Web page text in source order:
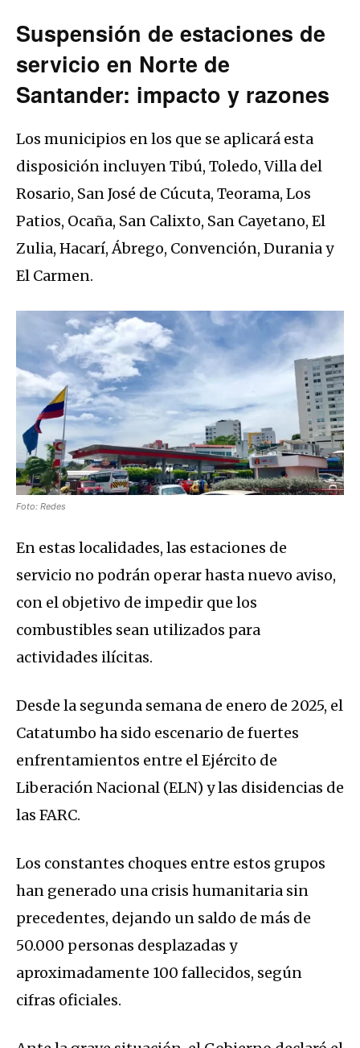
Suspensión de estaciones de
servicio en Norte de
Santander: impacto y razones
Los municipios en los que se aplicará esta
disposición incluyen Tibú, Toledo, Villa del
Rosario, San José de Cúcuta, Teorama, Los
Patios, Ocaña, San Calixto, San Cayetano, El
Zulia, Hacarí, Ábrego, Convención, Durania y
El Carmen.
Foto: Redes
En estas localidades, las estaciones de
servicio no podrán operar hasta nuevo aviso,
con el objetivo de impedir que los
combustibles sean utilizados para
actividades ilícitas.
Desde la segunda semana de enero de 2025, el
Catatumbo ha sido escenario de fuertes
enfrentamientos entre el Ejército de
Liberación Nacional (ELN) y las disidencias de
las FARC.
Los constantes choques entre estos grupos
han generado una crisis humanitaria sin
precedentes, dejando un saldo de más de
50.000 personas desplazadas y
aproximadamente 100 fallecidos, según
cifras oficiales.